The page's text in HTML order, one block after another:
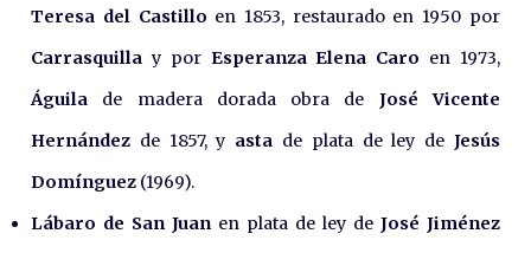
Teresa del Castillo en 1853, restaurado en 1950 por
Carrasquilla y por Esperanza Elena Caro en 1973,
Águila de madera dorada obra de José Vicente
Hernández de 1857, y asta de plata de ley de Jesús
Domínguez (1969).
Lábaro de San Juan en plata de ley de José Jiménez